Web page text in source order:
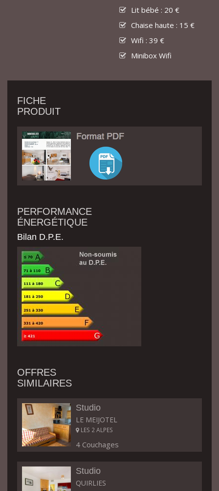
Lit bébé : 20 €
Chaise haute : 15 €
Wifi : 39 €
Minibox Wifi
FICHE
PRODUIT
PERFORMANCE
ÉNERGÉTIQUE
Bilan D.P.E.
OFFRES
SIMILAIRES
Studio
LE MEIJOTEL
LES 2 ALPES
4 Couchages
Studio
QUIRLIES